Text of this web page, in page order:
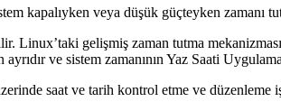
kapalıyken veya düşük güçteyken zamanı
Linux’taki gelişmiş zaman tutma
ve sistem zamanının Yaz Saati
saat ve tarih kontrol etme ve düzenleme